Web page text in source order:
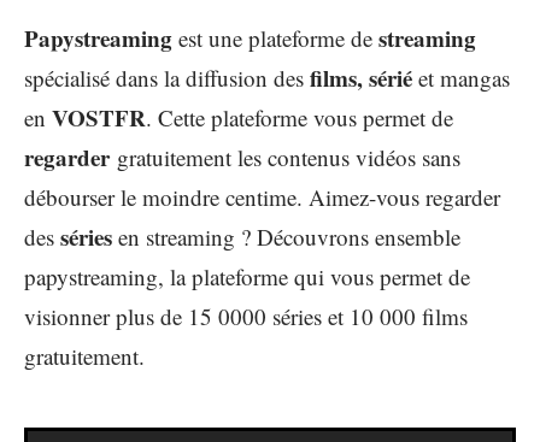
Papystreaming est une plateforme de streaming
spécialisé dans la diffusion des films, sérié et mangas
en VOSTFR. Cette plateforme vous permet de
regardergratuitement les contenus vidéos sans
débourser le moindre centime. Aimez-vous regarder
des séries en streaming ? Découvrons ensemble
papystreaming, la plateforme qui vous permet de
visionner plus de 15 0000 séries et 10 000 films
gratuitement.